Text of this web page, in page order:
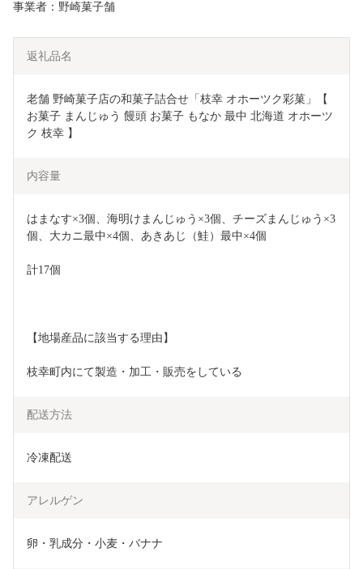
事業者：野崎菓子舗
返礼品名
老舗 野崎菓子店の和菓子詰合せ「枝幸 オホーツク彩菓」【
お菓子 まんじゅう 饅頭 お菓子 もなか 最中 北海道 オホーツ
ク 枝幸 】
内容量
はまなす×3個、海明けまんじゅう×3個、チーズまんじゅう×3
個、大カニ最中×4個、あきあじ（鮭）最中×4個
計17個
【地場産品に該当する理由】
枝幸町内にて製造・加工・販売をしている
配送方法
冷凍配送
アレルゲン
卵・乳成分・小麦・バナナ